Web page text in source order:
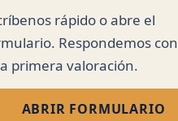
rápido o abre el
Respondemos con
primera valoración.
ABRIR FORMULARIO